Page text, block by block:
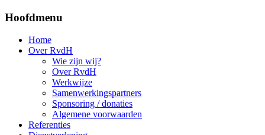
Hoofdmenu
Home
Over RvdH
Wie zijn wij?
Over RvdH
Werkwijze
Samenwerkingspartners
Sponsoring / donaties
Algemene voorwaarden
Referenties